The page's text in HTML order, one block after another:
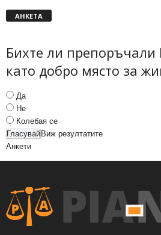
АНКЕТА
Бихте ли
като добро място за
Да
Не
Колебая се
Виж резултатите
Анкети